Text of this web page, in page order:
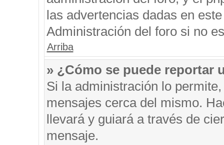
las advertencias dadas en
Administración del foro si no
Arriba
» ¿Cómo se puede reportar
Si la administración lo
mensajes cerca del mismo.
llevará y guiará a través de
mensaje.